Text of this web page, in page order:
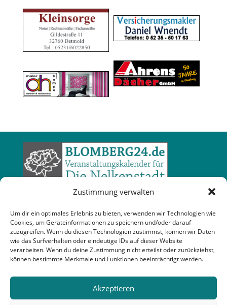
Zustimmung verwalten
Um dir ein optimales Erlebnis zu bieten, verwenden wir Technologien wie
Cookies, um Geräteinformationen zu speichern und/oder darauf
zuzugreifen. Wenn du diesen Technologien zustimmst, können wir Daten
wie das Surfverhalten oder eindeutige IDs auf dieser Website
verarbeiten. Wenn du deine Zustimmung nicht erteilst oder zurückziehst,
können bestimmte Merkmale und Funktionen beeinträchtigt werden.
Akzeptieren